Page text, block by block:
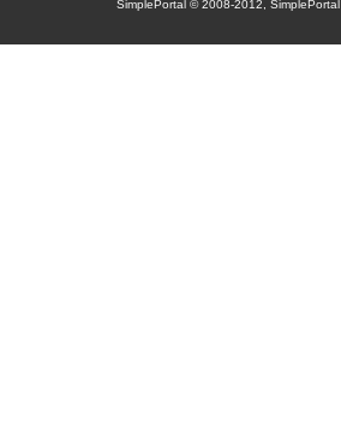
SimplePortal © 2008-2012, SimplePortal